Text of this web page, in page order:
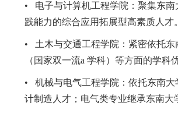
•
电子与计算机工程学院：聚集东
践能力的综合应用拓展型高素质人才。
• 土木与交通工程学院：紧密依托
（国家双一流a 学科）等方面的学科
• 机械与电气工程学院：依托东南
计制造人才；电气类专业继承东南大